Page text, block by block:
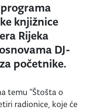
knjižnice
Rijeka
DJ-
početnike.
temu “Štošta o
radionice, koje će